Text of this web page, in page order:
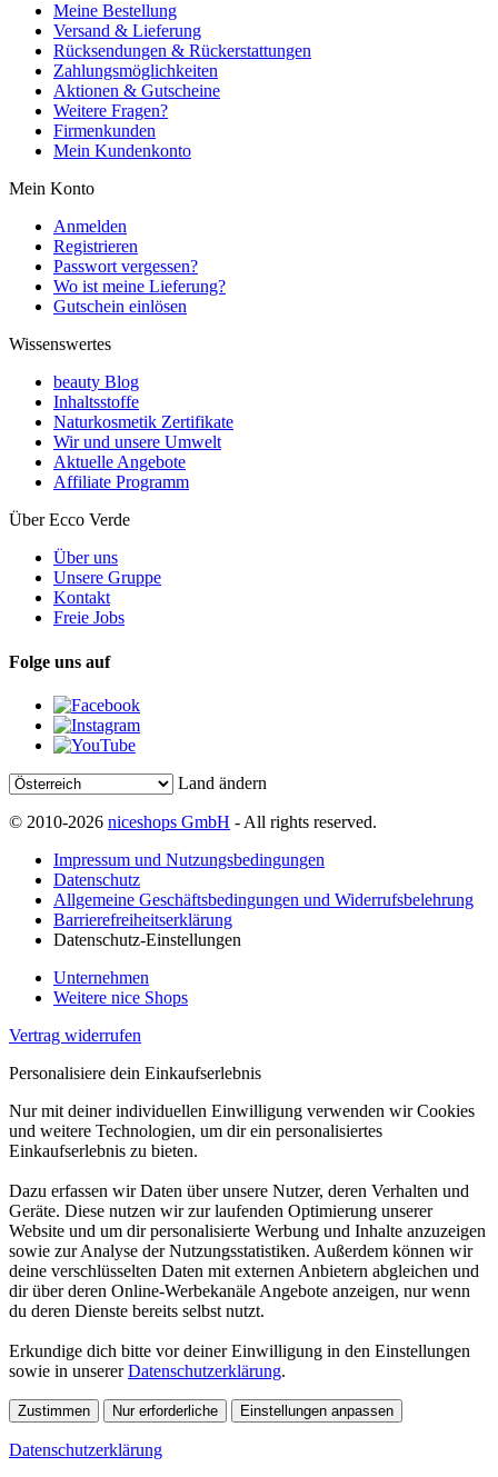
Meine Bestellung
Versand & Lieferung
Rücksendungen & Rückerstattungen
Zahlungsmöglichkeiten
Aktionen & Gutscheine
Weitere Fragen?
Firmenkunden
Mein Kundenkonto
Mein Konto
Anmelden
Registrieren
Passwort vergessen?
Wo ist meine Lieferung?
Gutschein einlösen
Wissenswertes
beauty Blog
Inhaltsstoffe
Naturkosmetik Zertifikate
Wir und unsere Umwelt
Aktuelle Angebote
Affiliate Programm
Über Ecco Verde
Über uns
Unsere Gruppe
Kontakt
Freie Jobs
Folge uns auf
Land ändern
© 2010-2026 niceshops GmbH - All rights reserved.
Impressum und Nutzungsbedingungen
Datenschutz
Allgemeine Geschäftsbedingungen und Widerrufsbelehrung
Barrierefreiheitserklärung
Datenschutz-Einstellungen
Unternehmen
Weitere nice Shops
Vertrag widerrufen
Personalisiere dein Einkaufserlebnis
Nur mit deiner individuellen Einwilligung verwenden wir Cookies
und weitere Technologien, um dir ein personalisiertes
Einkaufserlebnis zu bieten.
Dazu erfassen wir Daten über unsere Nutzer, deren Verhalten und
Geräte. Diese nutzen wir zur laufenden Optimierung unserer
Website und um dir personalisierte Werbung und Inhalte anzuzeigen
sowie zur Analyse der Nutzungsstatistiken. Außerdem können wir
deine verschlüsselten Daten mit externen Anbietern abgleichen und
dir über deren Online-Werbekanäle Angebote anzeigen, nur wenn
du deren Dienste bereits selbst nutzt.
Erkundige dich bitte vor deiner Einwilligung in den Einstellungen
sowie in unsererDatenschutzerklärung.
Zustimmen Nur erforderliche Einstellungen anpassen
Datenschutzerklärung